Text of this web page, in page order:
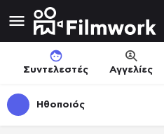
Συντελεστές Αγγελίες
Ηθοποιός